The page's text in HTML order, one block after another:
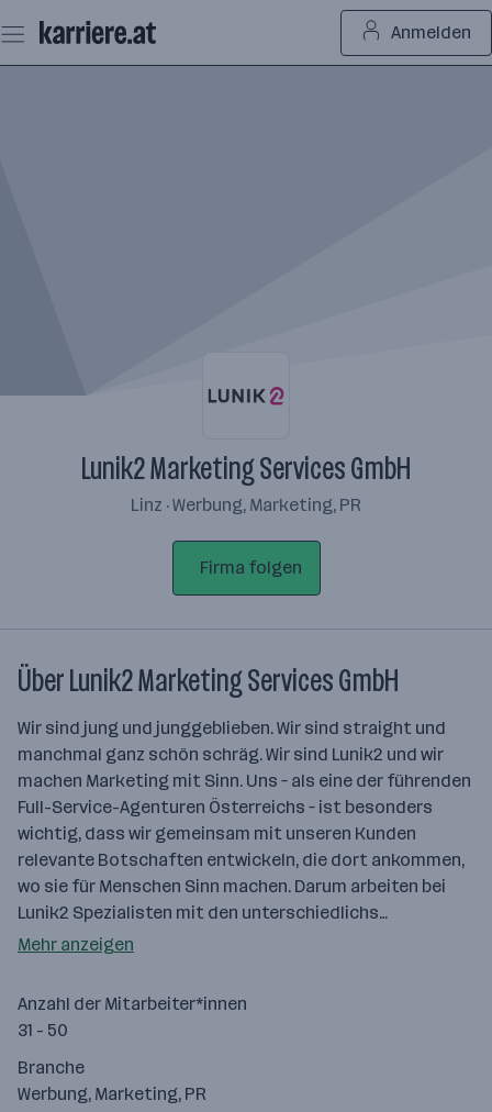
Seiteninhalt
springen
Anmelden
Lunik2 Marketing Services GmbH
Linz · Werbung, Marketing, PR
Firma folgen
Über Lunik2 Marketing Services GmbH
Wir sind jung und junggeblieben. Wir sind straight und
manchmal ganz schön schräg. Wir sind Lunik2 und wir
machen Marketing mit Sinn. Uns – als eine der führenden
Full-Service-Agenturen Österreichs – ist besonders
wichtig, dass wir gemeinsam mit unseren Kunden
relevante Botschaften entwickeln, die dort ankommen,
wo sie für Menschen Sinn machen. Darum arbeiten bei
Lunik2 Spezialisten mit den unterschiedlichs…
Mehr anzeigen
Anzahl der Mitarbeiter*innen
31 - 50
Branche
Werbung, Marketing, PR